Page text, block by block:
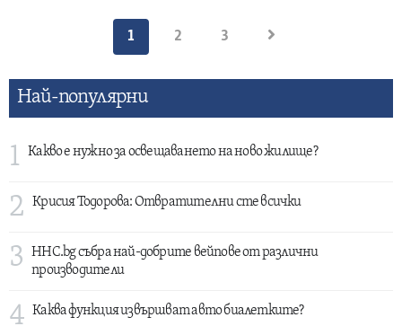
на
публикациите
1 2 3
Най-популярни
1 Какво е нужно за освещаването на ново жилище?
2 Крисия Тодорова: Отвратителни сте всички
3
HHC.bg събра най-добрите вейпове от различни
производители
4 Каква функция извършват авто биалетките?